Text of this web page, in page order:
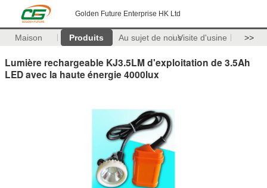
Golden Future Enterprise HK Ltd
Maison Produits Au sujet de nousVisite d'usine >>
Lumière rechargeable KJ3.5LM d'exploitation de 3.5Ah
LED avec la haute énergie 4000lux